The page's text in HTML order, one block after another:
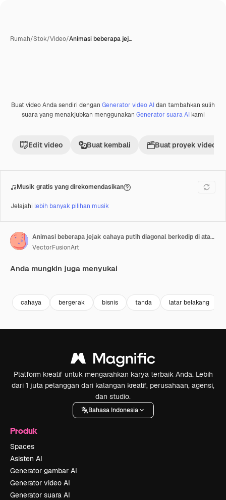
Rumah/Stok/Video/Animasi beberapa jej…
PremiumDihasilkan oleh AI
Buat video Anda sendiri dengan Generator video AIdan tambahkan sulih
suara yang menakjubkan menggunakan Generator suara AIkami
Edit video Buat kembali Buat proyek video
Musik gratis yang direkomendasikan
Jelajahi lebih banyak pilihan musik
Animasi beberapa jejak cahaya putih diagonal berkedip di atas papan kayu.
VectorFusionArt
Anda mungkin juga menyukai
cahaya bergerak bisnis tanda latar belakang
Platform kreatif untuk mengarahkan karya terbaik Anda. Lebih
dari 1 juta pelanggan dari kalangan kreatif, perusahaan, agensi,
dan studio.
Bahasa Indonesia
Produk
Spaces
Asisten AI
Generator gambar AI
Generator video AI
Generator suara AI